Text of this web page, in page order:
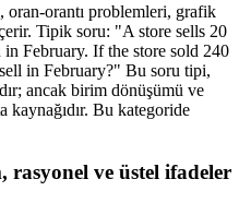
oran-orantı problemleri, grafik
Tipik soru: "A store sells 20
February. If the store sold 240
in February?" Bu soru tipi,
ancak birim dönüşümü ve
kaynağıdır. Bu kategoride
ve üstel ifadeler